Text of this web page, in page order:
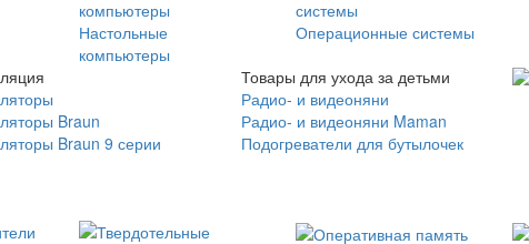
Настольные
компьютеры
Операционные системы
Braun
Braun 9 серии
Товары для ухода за детьми
Радио- и видеоняни
Радио- и видеоняни Maman
Подогреватели для бутылочек